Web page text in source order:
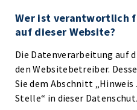
Wer ist verantwortlich
auf dieser Website?
Die Datenverarbeitung auf
den Websitebetreiber.
Sie dem Abschnitt
Stelle“ in dieser